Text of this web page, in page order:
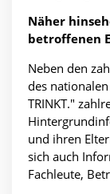
Näher
betroffenen
Neben den
des
TRINKT."
und ihren
sich auch
Fachleute,